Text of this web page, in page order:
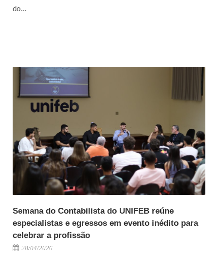
do...
Semana do Contabilista do UNIFEB reúne
especialistas e egressos em evento inédito para
celebrar a profissão
28/04/2026